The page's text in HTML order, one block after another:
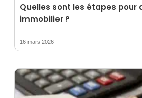
Quelles sont les étapes pour
immobilier ?
16 mars 2026